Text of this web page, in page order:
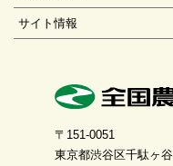
サイト情報
〒151-0051
東京都渋谷区千駄ヶ